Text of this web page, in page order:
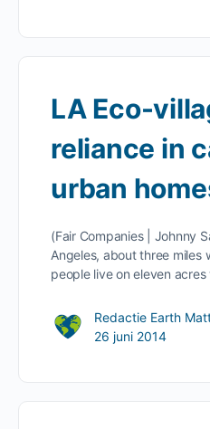
LA Eco-
reliance in
urban
(Fair Companies | Johnny
Angeles, about three
people live on eleven
Redactie Earth
26 juni 2014